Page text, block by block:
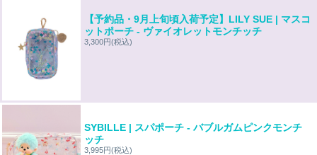
【予約品・9月上旬頃入荷予定】LILY SUE | マスコ
ットポーチ - ヴァイオレットモンチッチ
3,300円(税込)
SYBILLE | スパポーチ - バブルガムピンクモンチ
ッチ
3,995円(税込)